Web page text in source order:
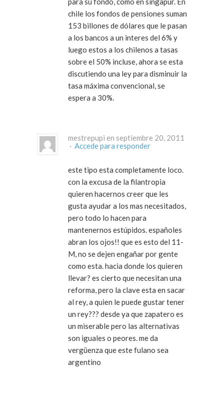
chile los fondos de pensiones suman
153 billones de dólares que le pasan
a los bancos a un interes del 6% y
luego estos a los chilenos a tasas
sobre el 50% incluse, ahora se esta
discutiendo una ley para disminuir la
tasa máxima convencional, se
espera a 30%.
mestrepupi en septiembre 20, 2011
· Accede para responder
este tipo esta completamente loco.
con la excusa de la filantropia
quieren hacernos creer que les
gusta ayudar a los mas necesitados,
pero todo lo hacen para
mantenernos estúpidos. españoles
abran los ojos!! que es esto del 11-
M, no se dejen engañar por gente
como esta. hacia donde los quieren
llevar? es cierto que necesitan una
reforma, pero la clave esta en sacar
al rey, a quien le puede gustar tener
un rey??? desde ya que zapatero es
un miserable pero las alternativas
son iguales o peores. me da
vergüenza que este fulano sea
argentino